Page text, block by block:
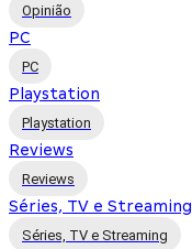
Opinião
PC
PC
Playstation
Playstation
Reviews
Reviews
Séries, TV e Streaming
Séries, TV e Streaming